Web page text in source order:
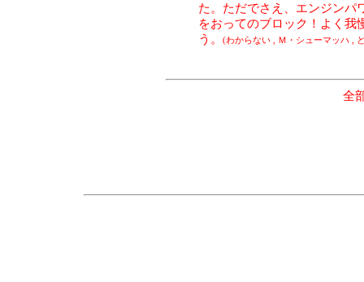
た。ただでさえ、エンジンパ
をおってのブロック！よく我
う。
(わからない , Ｍ・シューマッハ ,
全